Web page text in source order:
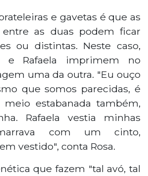
e gavetas é que as
entre as duas podem ficar
ou distintas. Neste caso,
e Rafaela imprimem no
uma da outra. "Eu ouço
que somos parecidas, é
estabanada também,
Rafaela vestia minhas
com um cinto,
vestido", conta Rosa.
que fazem "tal avó, tal